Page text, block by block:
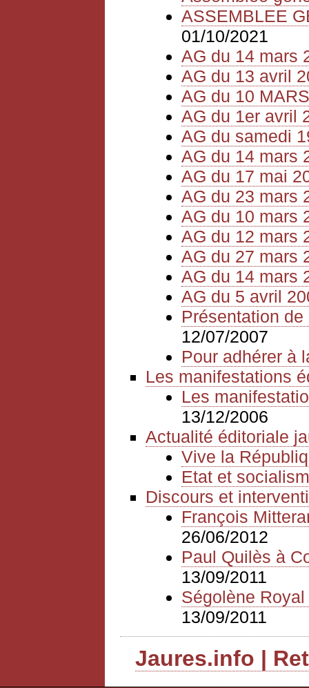
ASSEMBLEE
01/10/2021
AG du 14 mars
AG du 13 avril
AG du 10
AG du 1er avril
AG du samedi
AG du 14 mars
AG du 17 mai
AG du 23 mars
AG du 10 mars
AG du 12 mars
AG du 27 mars
AG du 14 mars
AG du 5 avril
Présentation
12/07/2007
Pour adhérer à
Les manifestations
Les
13/12/2006
Actualité éditoriale
Vive la
Etat et
Discours et
François
26/06/2012
Paul Quilès à
13/09/2011
Ségolène
13/09/2011
Jaures.info |